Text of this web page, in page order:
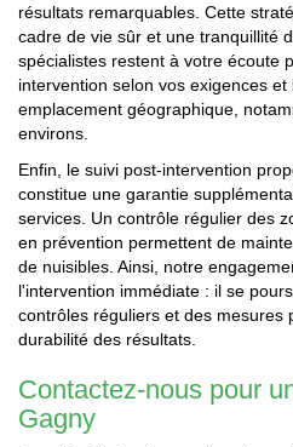
résultats remarquables. Cette
cadre de vie sûr et une tranquillité
spécialistes restent à votre écoute
intervention selon vos exigences
emplacement géographique,
environs.
Enfin, le suivi post-intervention
constitue une garantie
services. Un contrôle régulier des
en prévention permettent de
de nuisibles. Ainsi, notre
l'intervention immédiate : il se
contrôles réguliers et des mesures
durabilité des résultats.
Contactez-nous pour
Gagny